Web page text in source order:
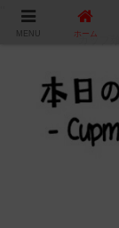
カップ
MENU ホーム